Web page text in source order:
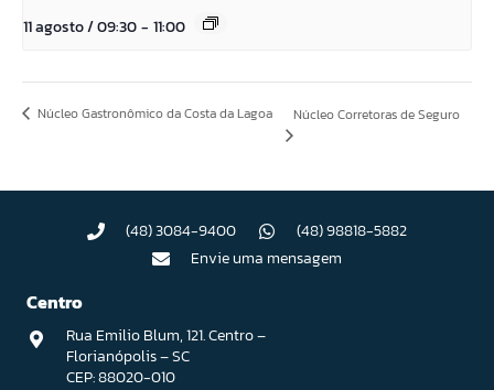
11 agosto / 09:30- 11:00
Núcleo Gastronômico da Costa da Lagoa Núcleo Corretoras de Seguro
(48) 3084-9400
(48) 98818-5882
Envie uma mensagem
Centro
Rua Emilio Blum, 121. Centro –
Florianópolis – SC
CEP: 88020-010